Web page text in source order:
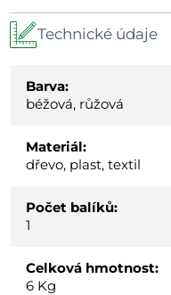
Technické údaje
Barva:
béžová, růžová
Materiál:
dřevo, plast, textil
Počet balíků:
1
Celková hmotnost:
6 Kg